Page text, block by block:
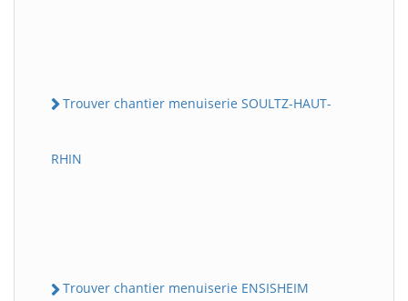
Trouver chantier menuiserie SOULTZ-HAUT-
RHIN
Trouver chantier menuiserie ENSISHEIM